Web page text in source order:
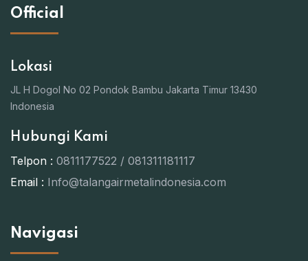
Official
Lokasi
JL H Dogol No 02 Pondok Bambu Jakarta Timur 13430
Indonesia
Hubungi Kami
Telpon : 0811177522 / 081311181117
Email : Info@talangairmetalindonesia.com
Navigasi